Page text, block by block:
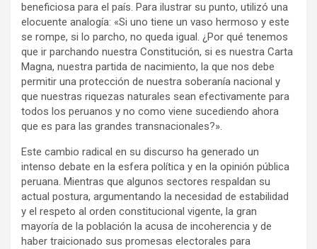
beneficiosa para el país. Para ilustrar su punto, utilizó una
elocuente analogía: «Si uno tiene un vaso hermoso y este
se rompe, si lo parcho, no queda igual. ¿Por qué tenemos
que ir parchando nuestra Constitución, si es nuestra Carta
Magna, nuestra partida de nacimiento, la que nos debe
permitir una protección de nuestra soberanía nacional y
que nuestras riquezas naturales sean efectivamente para
todos los peruanos y no como viene sucediendo ahora
que es para las grandes transnacionales?».
Este cambio radical en su discurso ha generado un
intenso debate en la esfera política y en la opinión pública
peruana. Mientras que algunos sectores respaldan su
actual postura, argumentando la necesidad de estabilidad
y el respeto al orden constitucional vigente, la gran
mayoría de la población la acusa de incoherencia y de
haber traicionado sus promesas electorales para